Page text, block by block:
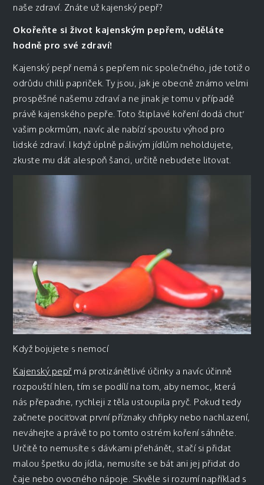
naše zdraví. Znáte už kajenský pepř?
Okořeňte si život kajenským pepřem, uděláte
hodně pro své zdraví!
Kajenský pepř nemá s pepřem nic společného, jde totiž o
odrůdu chilli papriček. Ty jsou, jak je obecně známo velmi
prospěšné našemu zdraví a ne jinak je tomu v případě
právě kajenského pepře. Toto štiplavé koření dodá chuť
vašim pokrmům, navíc ale nabízí spoustu výhod pro
lidské zdraví. I když úplně pálivým jídlům neholdujete,
zkuste mu dát alespoň šanci, určitě nebudete litovat.
Když bojujete s nemocí
Kajenský pepř má protizánětlivé účinky a navíc účinně
rozpouští hlen, tím se podílí na tom, aby nemoc, která
nás přepadne, rychleji z těla ustoupila pryč. Pokud tedy
začnete pociťovat první příznaky chřipky nebo nachlazení,
neváhejte a právě to po tomto ostrém koření sáhněte.
Určitě to nemusíte s dávkami přehánět, stačí si přidat
malou špetku do jídla, nemusíte se bát ani jej přidat do
čaje nebo ovocného nápoje. Skvěle si rozumí například s